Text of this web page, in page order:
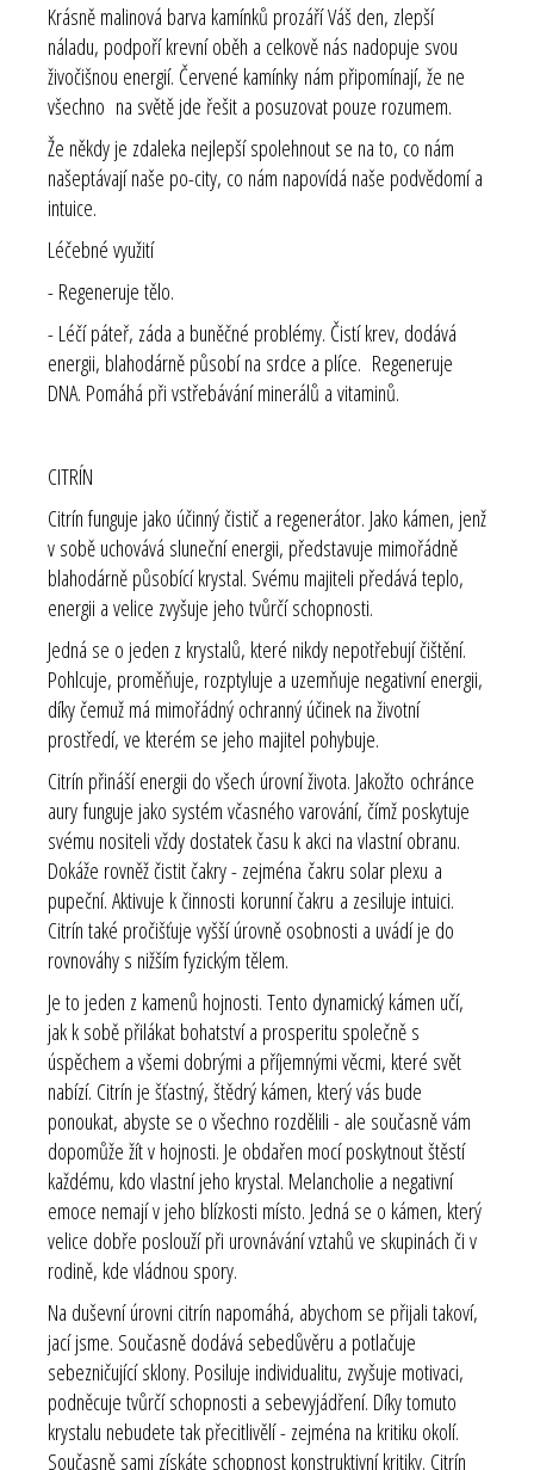
Krásně malinová barva kamínků prozáří Váš den, zlepší
náladu, podpoří krevní oběh a celkově nás nadopuje svou
živočišnou energií. Červené kamínky nám připomínají, že ne
všechno na světě jde řešit a posuzovat pouze rozumem.
Že někdy je zdaleka nejlepší spolehnout se na to, co nám
našeptávají naše po-city, co nám napovídá naše podvědomí a
intuice.
Léčebné využití
- Regeneruje tělo.
- Léčí páteř, záda a buněčné problémy. Čistí krev, dodává
energii, blahodárně působí na srdce a plíce. Regeneruje
DNA. Pomáhá při vstřebávání minerálů a vitaminů.
CITRÍN
Citrín funguje jako účinný čistič a regenerátor. Jako kámen, jenž
v sobě uchovává sluneční energii, představuje mimořádně
blahodárně působící krystal. Svému majiteli předává teplo,
energii a velice zvyšuje jeho tvůrčí schopnosti.
Jedná se o jeden z krystalů, které nikdy nepotřebují čištění.
Pohlcuje, proměňuje, rozptyluje a uzemňuje negativní energii,
díky čemuž má mimořádný ochranný účinek na životní
prostředí, ve kterém se jeho majitel pohybuje.
Citrín přináší energii do všech úrovní života. Jakožto ochránce
aury funguje jako systém včasného varování, čímž poskytuje
svému nositeli vždy dostatek času k akci na vlastní obranu.
Dokáže rovněž čistit čakry - zejména čakru solar plexu a
pupeční. Aktivuje k činnosti korunní čakru a zesiluje intuici.
Citrín také pročišťuje vyšší úrovně osobnosti a uvádí je do
rovnováhy s nižším fyzickým tělem.
Je to jeden z kamenů hojnosti. Tento dynamický kámen učí,
jak k sobě přilákat bohatství a prosperitu společně s
úspěchem a všemi dobrými a příjemnými věcmi, které svět
nabízí. Citrín je šťastný, štědrý kámen, který vás bude
ponoukat, abyste se o všechno rozdělili - ale současně vám
dopomůže žít v hojnosti. Je obdařen mocí poskytnout štěstí
každému, kdo vlastní jeho krystal. Melancholie a negativní
emoce nemají v jeho blízkosti místo. Jedná se o kámen, který
velice dobře poslouží při urovnávání vztahů ve skupinách či v
rodině, kde vládnou spory.
Na duševní úrovni citrín napomáhá, abychom se přijali takoví,
jací jsme. Současně dodává sebedůvěru a potlačuje
sebezničující sklony. Posiluje individualitu, zvyšuje motivaci,
podněcuje tvůrčí schopnosti a sebevyjádření. Díky tomuto
krystalu nebudete tak přecitlivělí - zejména na kritiku okolí.
Současně sami získáte schopnost konstruktivní kritiky. Citrín